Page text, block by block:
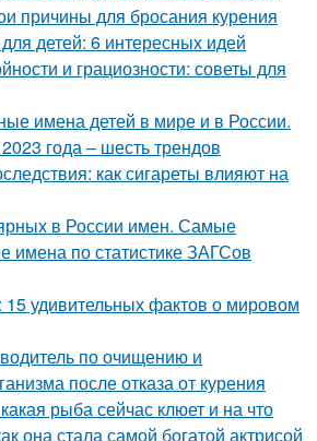
причины для бросания курения
детей: 6 интересных идей
и грациозности: советы для
имена детей в мире и в России.
года – шесть трендов
как сигареты влияют на
в России имен. Самые
имена по статистике ЗАГСов
удивительных фактов о мировом
по очищению и
после отказа от курения
рыба сейчас клюет и на что
она стала самой богатой актрисой